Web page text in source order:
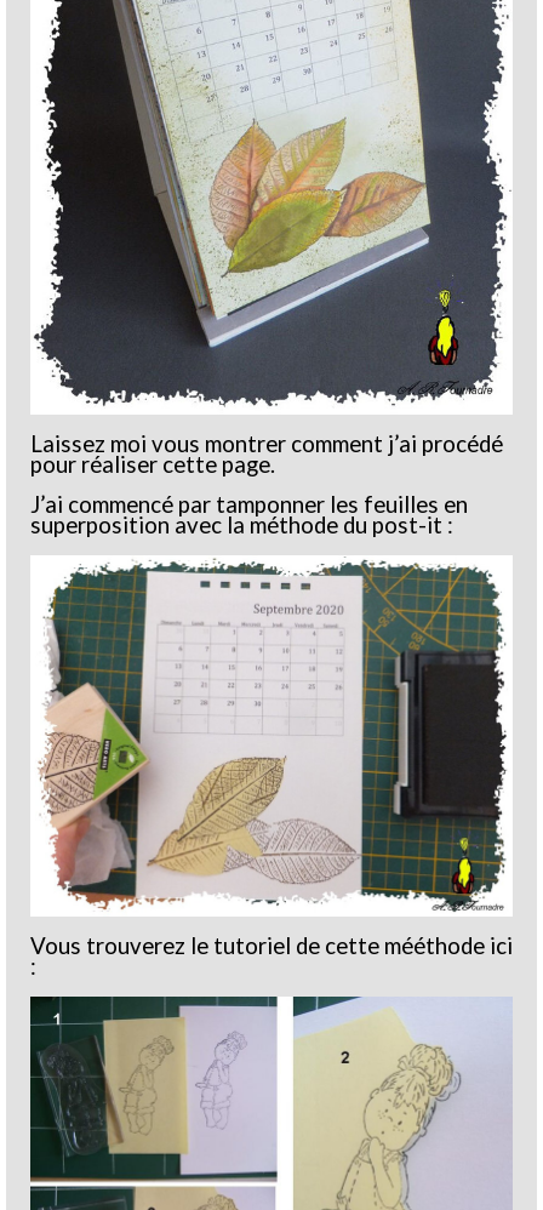
Laissez moi vous montrer comment j’ai procédé
pour réaliser cette page.
J’ai commencé par tamponner les feuilles en
superposition avec la méthode du post-it :
Vous trouverez le tutoriel de cette mééthode ici
: